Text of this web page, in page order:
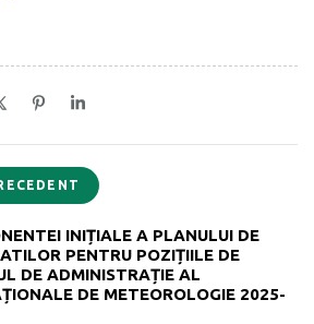
INIȚIALE A PLANULUI DE
PENTRU POZIȚIILE DE
DE ADMINISTRAȚIE AL
DE METEOROLOGIE 2025-